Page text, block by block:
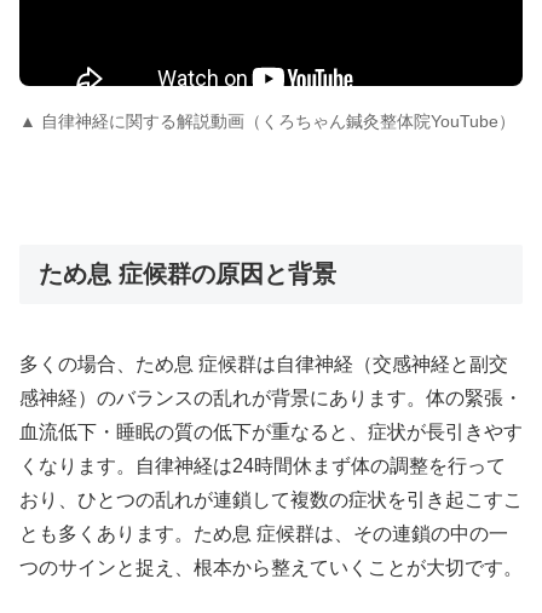
▲ 自律神経に関する解説動画（くろちゃん鍼灸整体院YouTube）
ため息 症候群の原因と背景
多くの場合、ため息 症候群は自律神経（交感神経と副交
感神経）のバランスの乱れが背景にあります。体の緊張・
血流低下・睡眠の質の低下が重なると、症状が長引きやす
くなります。自律神経は24時間休まず体の調整を行って
おり、ひとつの乱れが連鎖して複数の症状を引き起こすこ
とも多くあります。ため息 症候群は、その連鎖の中の一
つのサインと捉え、根本から整えていくことが大切です。